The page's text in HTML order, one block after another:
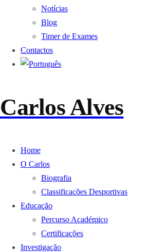
Notícias
Blog
Timer de Exames
Contactos
Carlos Alves
Home
O Carlos
Biografia
Classificações Desportivas
Educação
Percurso Académico
Certificações
Investigação